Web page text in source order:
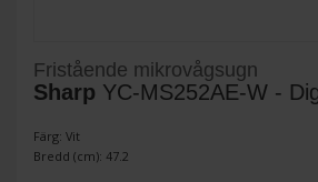
Fristående mikrovågsugn
Sharp YC-MS252AE-W -
Färg: Vit
Bredd (cm): 47.2